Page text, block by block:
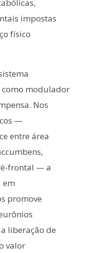
impostas
físico
como modulador
Nos
—
entre área
frontal — a
em
promove
liberação de
valor